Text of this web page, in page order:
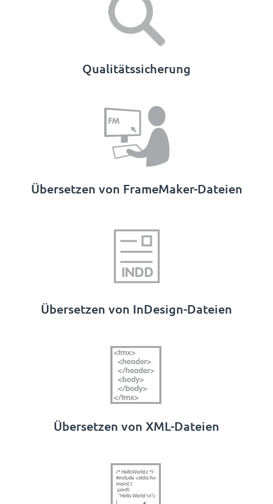
Qualitätssicherung
Übersetzen von FrameMaker-Dateien
Übersetzen von InDesign-Dateien
Übersetzen von XML-Dateien